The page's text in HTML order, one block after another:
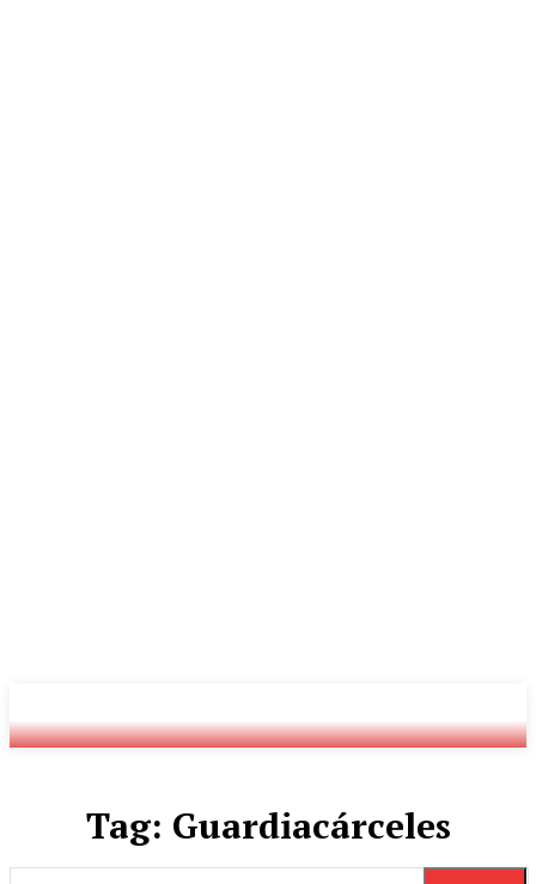
Radio
Tag: Guardiacárceles